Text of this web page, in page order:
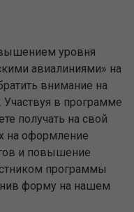
уровня
авиалиниями» на
внимание на
в программе
получать на свой
на оформление
и повышение
программы
форму на нашем